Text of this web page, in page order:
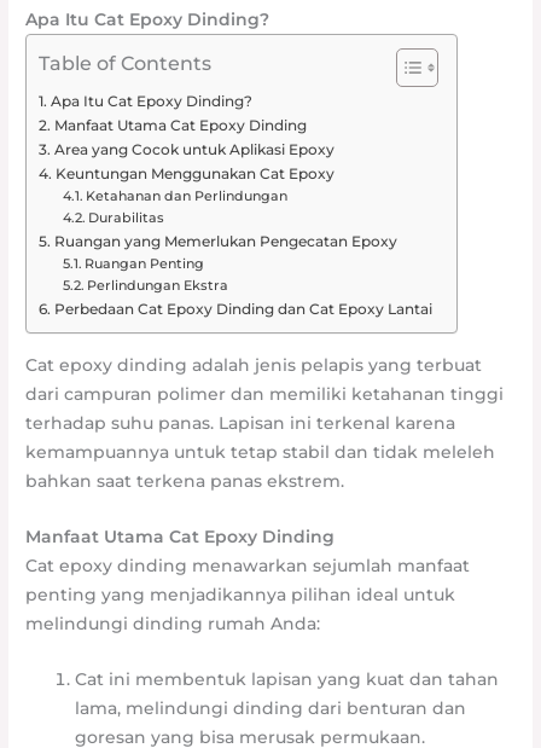
Apa Itu Cat Epoxy Dinding?
Table of Contents
Apa Itu Cat Epoxy Dinding?
Manfaat Utama Cat Epoxy Dinding
Area yang Cocok untuk Aplikasi Epoxy
Keuntungan Menggunakan Cat Epoxy
Ketahanan dan Perlindungan
Durabilitas
Ruangan yang Memerlukan Pengecatan Epoxy
Ruangan Penting
Perlindungan Ekstra
Perbedaan Cat Epoxy Dinding dan Cat Epoxy Lantai
Cat epoxy dinding adalah jenis pelapis yang terbuat
dari campuran polimer dan memiliki ketahanan tinggi
terhadap suhu panas. Lapisan ini terkenal karena
kemampuannya untuk tetap stabil dan tidak meleleh
bahkan saat terkena panas ekstrem.
Manfaat Utama Cat Epoxy Dinding
Cat epoxy dinding menawarkan sejumlah manfaat
penting yang menjadikannya pilihan ideal untuk
melindungi dinding rumah Anda:
Cat ini membentuk lapisan yang kuat dan tahan
lama, melindungi dinding dari benturan dan
goresan yang bisa merusak permukaan.